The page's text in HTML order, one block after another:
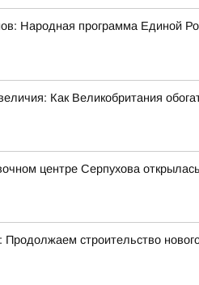
Народная программа Единой
Как Великобритания
центре Серпухова
строительство